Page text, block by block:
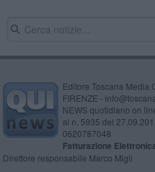
Editore Toscana Media
FIRENZE -
NEWS quotidiano on
al n. 5935 del
0620787048
Fatturazione
Direttore responsabile Marco Migli